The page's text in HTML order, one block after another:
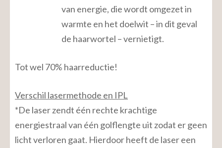
van energie, die wordt omgezet in
warmte en het doelwit – in dit geval
de haarwortel – vernietigt.
Tot wel 70% haarreductie!
Verschil lasermethode en IPL
*De laser zendt één rechte krachtige
energiestraal van één golflengte uit zodat er geen
licht verloren gaat. Hierdoor heeft de laser een